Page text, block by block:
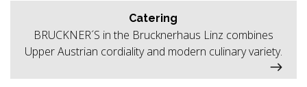
Catering
BRUCKNER´S in the Brucknerhaus Linz combines
Upper Austrian cordiality and modern culinary variety.